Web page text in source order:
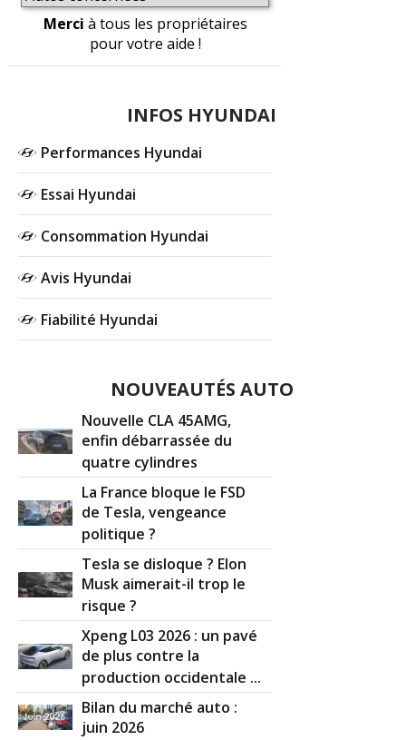
Merci à tous les propriétaires
pour votre aide !
INFOS HYUNDAI
Performances Hyundai
Essai Hyundai
Consommation Hyundai
Avis Hyundai
Fiabilité Hyundai
NOUVEAUTÉS AUTO
Nouvelle CLA 45AMG,
enfin débarrassée du
quatre cylindres
La France bloque le FSD
de Tesla, vengeance
politique ?
Tesla se disloque ? Elon
Musk aimerait-il trop le
risque ?
Xpeng L03 2026 : un pavé
de plus contre la
production occidentale ...
Bilan du marché auto :
juin 2026